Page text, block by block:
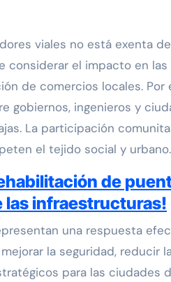
viales no está exenta
considerar el impacto en
de comercios locales. Por
gobiernos, ingenieros y
La participación
el tejido social y urbano.
de
las infraestructuras!
una respuesta
la seguridad, reducir
para las ciudades